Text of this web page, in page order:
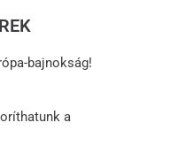
bajnokság!
a